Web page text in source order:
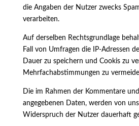
die Angaben der Nutzer zwecks
verarbeiten.
Auf derselben Rechtsgrundlage
Fall von Umfragen die IP-Adressen
Dauer zu speichern und Cookis zu
Mehrfachabstimmungen zu
Die im Rahmen der Kommentare
angegebenen Daten, werden von
Widerspruch der Nutzer dauerhaft